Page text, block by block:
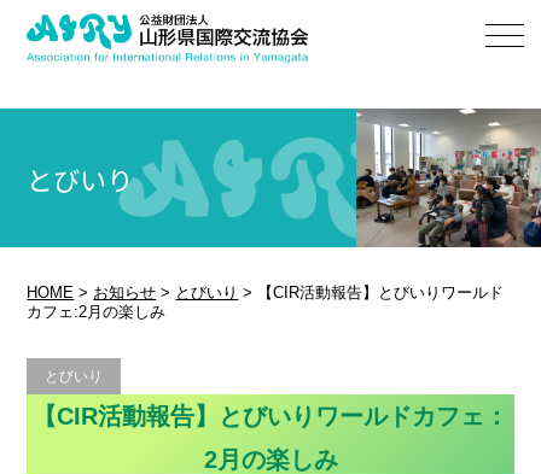
とびいり
HOME > お知らせ > とびいり >
【CIR活動報告】とびいりワールド
カフェ:2月の楽しみ
とびいり
【CIR活動報告】とびいりワールドカフェ：
2月の楽しみ